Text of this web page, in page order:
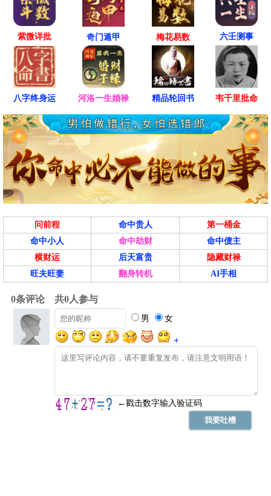
紫微详批 奇门遁甲 梅花易数 六壬测事
八字终身运 河洛一生婚禄 精品轮回书 韦千里批命
问前程 命中贵人
第一桶金
命中小人
命中劫财
命中债主
横财运
后天富贵
隐藏财禄
旺夫旺妻
翻身转机 AI手相